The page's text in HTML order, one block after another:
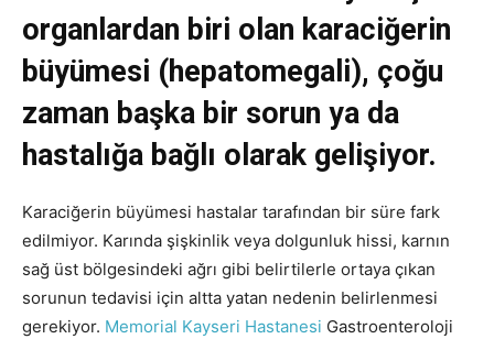
organlardan biri olan karaciğerin
büyümesi (hepatomegali), çoğu
zaman başka bir sorun ya da
hastalığa bağlı olarak gelişiyor.
Karaciğerin büyümesi hastalar tarafından bir süre fark
edilmiyor. Karında şişkinlik veya dolgunluk hissi, karnın
sağ üst bölgesindeki ağrı gibi belirtilerle ortaya çıkan
sorunun tedavisi için altta yatan nedenin belirlenmesi
gerekiyor. Memorial Kayseri Hastanesi Gastroenteroloji